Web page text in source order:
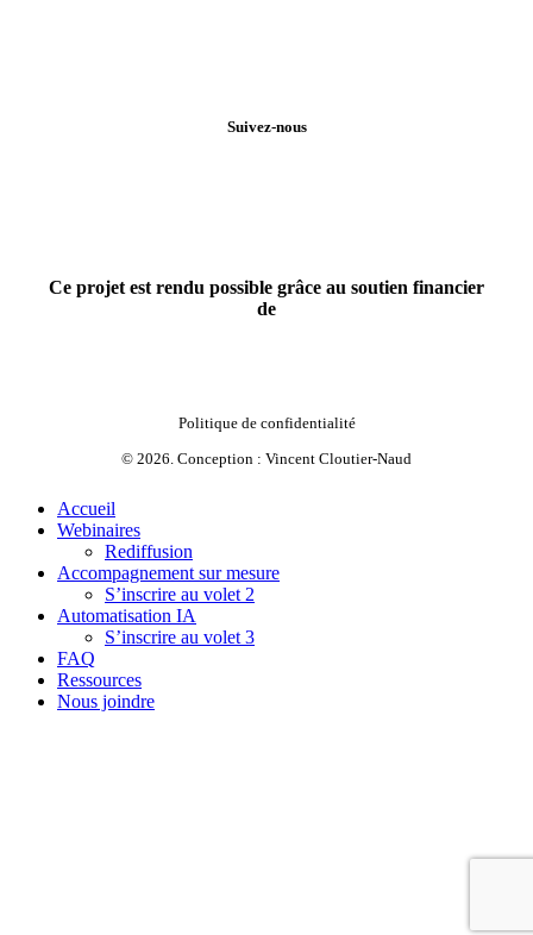
Suivez-nous
Ce projet est rendu possible grâce au soutien financier
de
Politique de confidentialité
© 2026 . Conception : Vincent Cloutier-Naud
Close
Menu
Accueil
Webinaires
Rediffusion
Accompagnement sur mesure
S’inscrire au volet 2
Automatisation IA
S’inscrire au volet 3
FAQ
Ressources
Nous joindre